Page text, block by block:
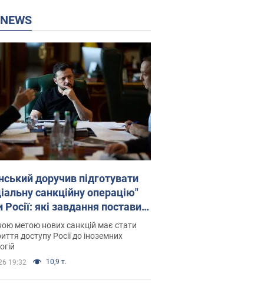
NEWS
доручив підготувати
санкційну операцію"
Росії: які завдання поставив
Фото
метою нових санкцій має стати
доступу Росії до іноземних
19:32 10,9 т.